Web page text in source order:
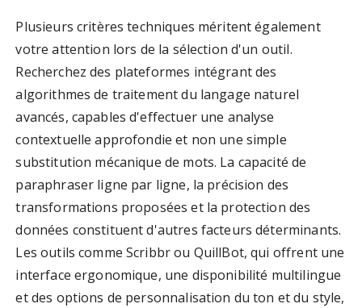
Plusieurs critères techniques méritent également
votre attention lors de la sélection d'un outil.
Recherchez des plateformes intégrant des
algorithmes de traitement du langage naturel
avancés, capables d'effectuer une analyse
contextuelle approfondie et non une simple
substitution mécanique de mots. La capacité de
paraphraser ligne par ligne, la précision des
transformations proposées et la protection des
données constituent d'autres facteurs déterminants.
Les outils comme Scribbr ou QuillBot, qui offrent une
interface ergonomique, une disponibilité multilingue
et des options de personnalisation du ton et du style,